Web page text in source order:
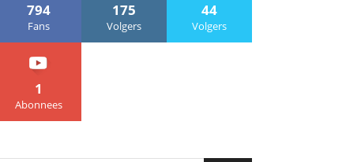
794
Fans
175
Volgers
44
Volgers
1
Abonnees